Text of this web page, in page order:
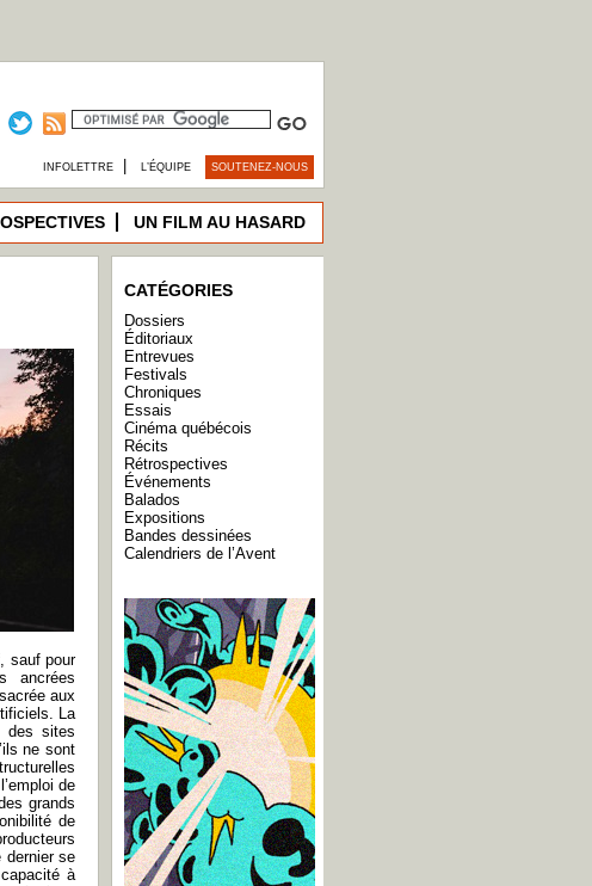
INFOLETTRE L’ÉQUIPE SOUTENEZ-NOUS
UN FILM AU HASARD
sauf pour
ancrées
aux
La
des sites
ne sont
de
grands
de
dernier se
à
CATÉGORIES
Dossiers
Éditoriaux
Entrevues
Festivals
Chroniques
Essais
Cinéma québécois
Récits
Rétrospectives
Événements
Balados
Expositions
Bandes dessinées
Calendriers de l’Avent